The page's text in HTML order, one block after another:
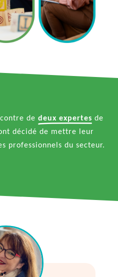
de deux expertes de
décidé de mettre leur
professionnels du secteur.